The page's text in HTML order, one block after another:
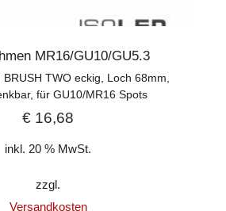
MR16/GU10/GU5.3
BRUSH TWO eckig, Loch 68mm,
für GU10/MR16 Spots
€ 16,68
inkl. 20 % MwSt.
zzgl.
Versandkosten